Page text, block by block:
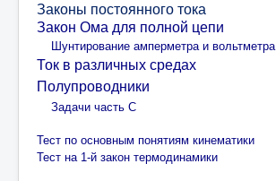
Законы постоянного тока
Закон Ома для полной цепи
Шунтирование амперметра и вольтметра
Ток в различных средах
Полупроводники
Задачи часть С
Тест по основным понятиям кинематики
Тест на 1-й закон термодинамики